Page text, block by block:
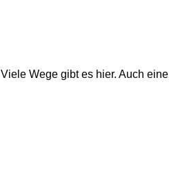
Viele Wege gibt es hier. Auch